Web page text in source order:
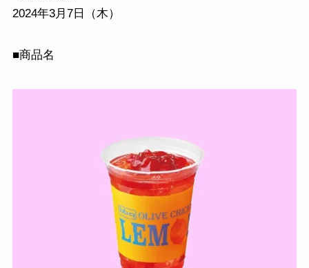
2024年3月7日（木）
■商品名